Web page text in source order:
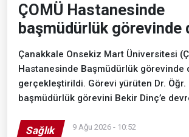
ÇOMÜ Hastanesinde
başmüdürlük görevinde
Çanakkale Onsekiz Mart Üniversitesi
Hastanesinde Başmüdürlük görevinde
gerçekleştirildi. Görevi yürüten Dr. Öğr.
başmüdürlük görevini Bekir Dinç’e
Sağlık 9 Ağu 2026 - 10:52